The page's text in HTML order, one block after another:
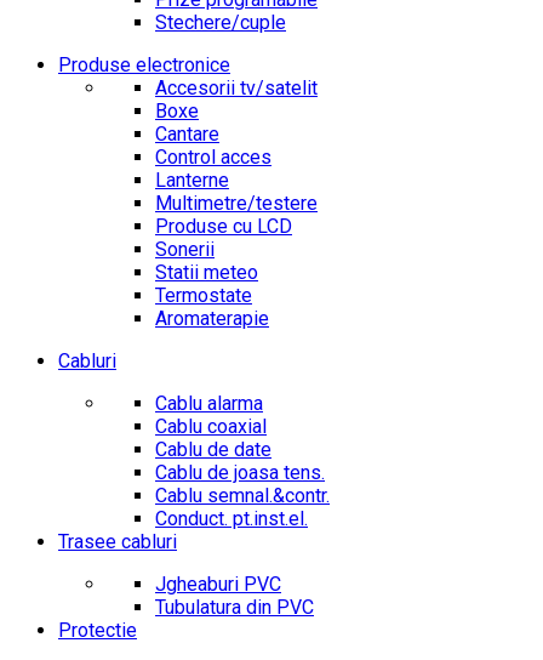
Stechere/cuple
Produse electronice
Accesorii tv/satelit
Boxe
Cantare
Control acces
Lanterne
Multimetre/testere
Produse cu LCD
Sonerii
Statii meteo
Termostate
Aromaterapie
Cabluri
Cablu alarma
Cablu coaxial
Cablu de date
Cablu de joasa tens.
Cablu semnal.&contr.
Conduct. pt.inst.el.
Trasee cabluri
Jgheaburi PVC
Tubulatura din PVC
Protectie